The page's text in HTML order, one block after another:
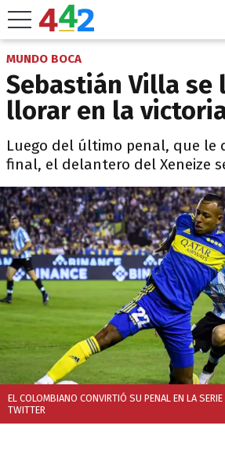
MUNDO BOCA
Sebastián Villa se
llorar en la
Luego del último penal, que le
final, el delantero del Xeneize
EL COLOMBIANO CONVIRTIÓ SU PENAL EN LA
TWITTER